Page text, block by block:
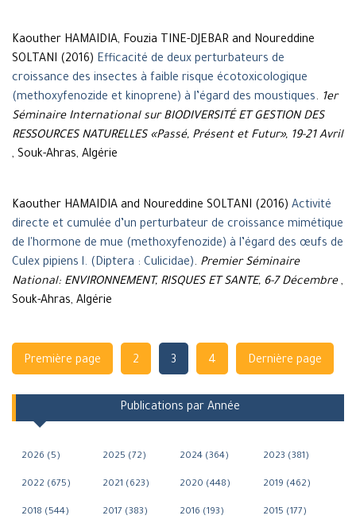
Kaouther HAMAIDIA, Fouzia TINE-DJEBAR and Noureddine
SOLTANI (2016) Efficacité de deux perturbateurs de
croissance des insectes à faible risque écotoxicologique
(methoxyfenozide et kinoprene) à l’égard des moustiques. 1er
Séminaire International sur BIODIVERSITÉ ET GESTION DES
RESSOURCES NATURELLES «Passé, Présent et Futur», 19-21 Avril
, Souk-Ahras, Algérie
Kaouther HAMAIDIA and Noureddine SOLTANI (2016) Activité
directe et cumulée d’un perturbateur de croissance mimétique
de l'hormone de mue (methoxyfenozide) à l’égard des œufs de
Culex pipiens l. (Diptera : Culicidae). Premier Séminaire
National: ENVIRONNEMENT, RISQUES ET SANTE, 6-7 Décembre,
Souk-Ahras, Algérie
Navigation
Première page 2 3 4 Dernière page
Publications par Année
2026 (5) 2025 (72) 2024 (364) 2023 (381)
2022 (675) 2021 (623) 2020 (448) 2019 (462)
2018 (544) 2017 (383) 2016 (193) 2015 (177)